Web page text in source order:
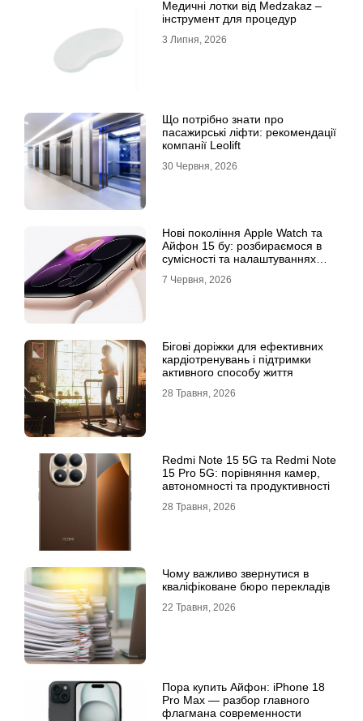
Медичні лотки від Medzakaz –
інструмент для процедур
3 Липня, 2026
Що потрібно знати про
пасажирські ліфти: рекомендації
компанії Leolift
30 Червня, 2026
Нові покоління Apple Watch та
Айфон 15 бу: розбираємося в
сумісності та налаштуваннях
7 Червня, 2026
Бігові доріжки для ефективних
кардіотренувань і підтримки
активного способу життя
28 Травня, 2026
Redmi Note 15 5G та Redmi Note
15 Pro 5G: порівняння камер,
автономності та продуктивності
28 Травня, 2026
Чому важливо звернутися в
кваліфіковане бюро перекладів
22 Травня, 2026
Пора купить Айфон: iPhone 18
Pro Max — разбор главного
флагмана современности